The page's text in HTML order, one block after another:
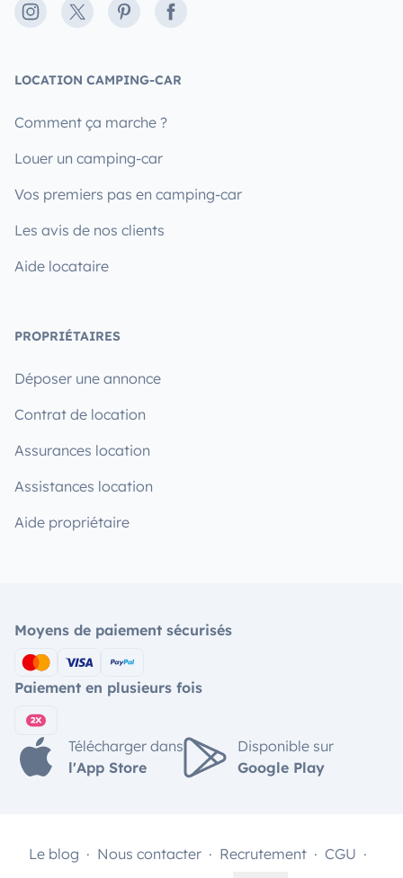
Instagram
X PinterestFacebook
LOCATION CAMPING-CAR
Comment ça marche ?
Louer un camping-car
Vos premiers pas en camping-car
Les avis de nos clients
Aide locataire
PROPRIÉTAIRES
Déposer une annonce
Contrat de location
Assurances location
Assistances location
Aide propriétaire
Moyens de paiement sécurisés
Paiement en plusieurs fois
Télécharger dans
l'App Store
Disponible sur
Google Play
Le blog Nous contacter Recrutement CGU